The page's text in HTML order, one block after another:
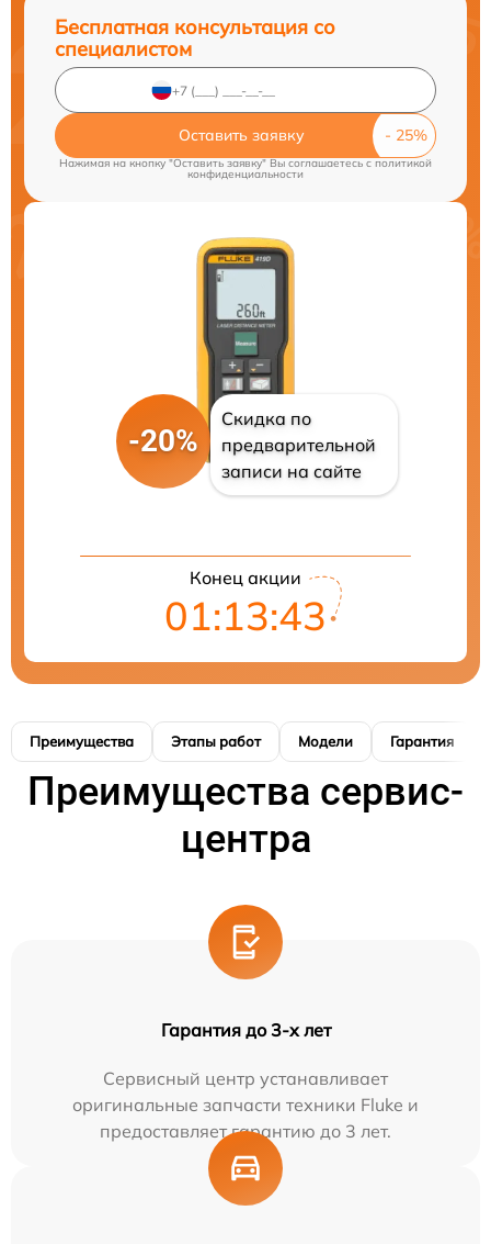
Бесплатная консультация со
специалистом
Оставить заявку
Нажимая на кнопку "Оставить заявку" Вы соглашаетесь cполитикой
конфиденциальности
-20%
Скидка по
предварительной
записи на сайте
Конец акции
01:13:42
Преимущества Этапы работ Модели Гарантия
Преимущества сервис-
центра
Гарантия до 3-х лет
Сервисный центр устанавливает
оригинальные запчасти техники Fluke и
предоставляет гарантию до 3 лет.